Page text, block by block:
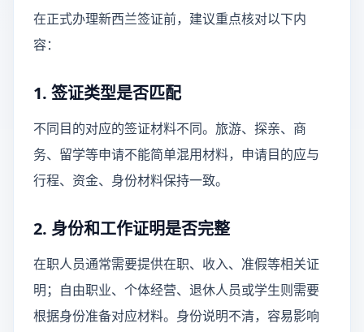
在正式办理新西兰签证前，建议重点核对以下内
容：
1. 签证类型是否匹配
不同目的对应的签证材料不同。旅游、探亲、商
务、留学等申请不能简单混用材料，申请目的应与
行程、资金、身份材料保持一致。
2. 身份和工作证明是否完整
在职人员通常需要提供在职、收入、准假等相关证
明；自由职业、个体经营、退休人员或学生则需要
根据身份准备对应材料。身份说明不清，容易影响